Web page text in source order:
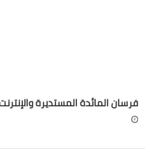
فرسان المائدة المستديرة